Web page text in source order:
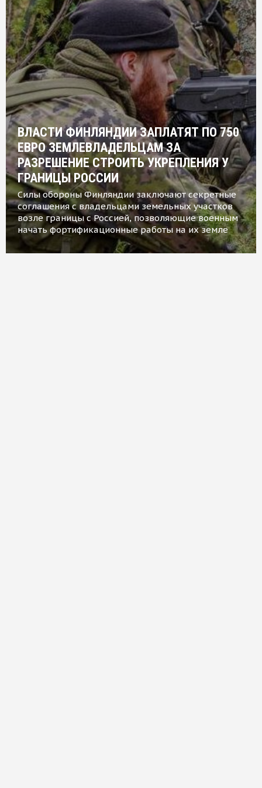
ВЛАСТИ ФИНЛЯНДИИ ЗАПЛАТЯТ ПО 750
ЕВРО ЗЕМЛЕВЛАДЕЛЬЦАМ ЗА
РАЗРЕШЕНИЕ СТРОИТЬ УКРЕПЛЕНИЯ У
ГРАНИЦЫ РОССИИ
Силы обороны Финляндии заключают секретные
соглашения с владельцами земельных участков
возле границы с Россией, позволяющие военным
начать фортификационные работы на их земле